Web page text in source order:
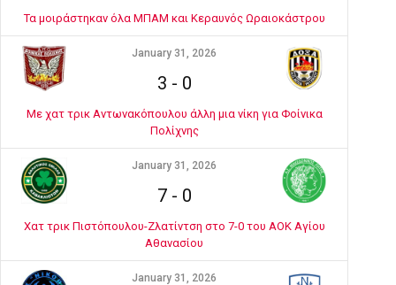
Τα μοιράστηκαν όλα ΜΠΑΜ και Κεραυνός Ωραιοκάστρου
January 31, 2026
3 - 0
Με χατ τρικ Αντωνακόπουλου άλλη μια νίκη για Φοίνικα
Πολίχνης
January 31, 2026
7- 0
Χατ τρικ Πιστόπουλου-Ζλατίντση στο 7-0 του ΑΟΚ Αγίου
Αθανασίου
January 31, 2026